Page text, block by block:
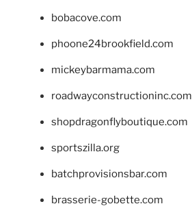
bobacove.com
phoone24brookfield.com
mickeybarmama.com
roadwayconstructioninc.com
shopdragonflyboutique.com
sportszilla.org
batchprovisionsbar.com
brasserie-gobette.com